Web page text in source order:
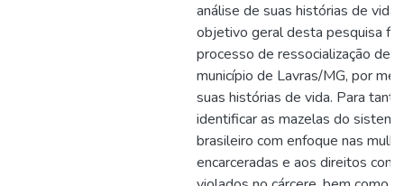
análise de suas histórias de
objetivo geral desta pesquisa foi
processo de ressocialização de
município de Lavras/MG, por
suas histórias de vida. Para
identificar as mazelas do
brasileiro com enfoque nas
encarceradas e aos direitos